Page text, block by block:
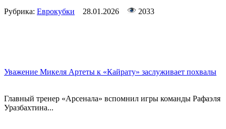
Рубрика: Еврокубки 28.01.2026 2033
Уважение Микеля Артеты к «Кайрату» заслуживает похвалы
Главный тренер «Арсенала» вспомнил игры команды Рафаэля
Уразбахтина...